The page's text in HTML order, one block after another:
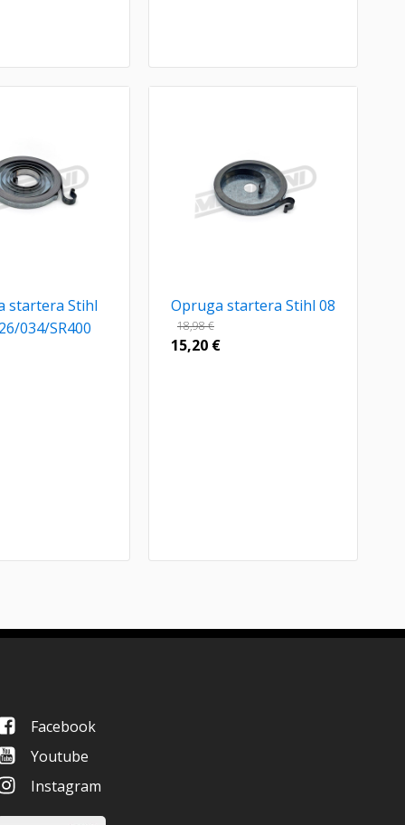
startera Stihl
034/SR400
Opruga startera Stihl 08
18,98€
15,20 €
Facebook
Youtube
Instagram